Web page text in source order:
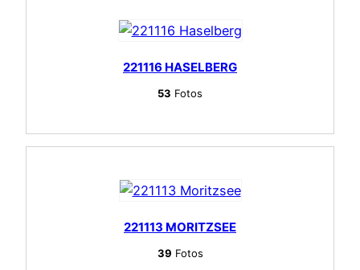
221116 HASELBERG
53 Fotos
221113 MORITZSEE
39 Fotos